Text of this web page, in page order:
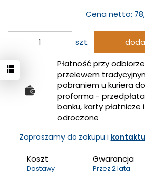
Cena netto:
szt.
Płatność przy
przelewem
pobraniem u kuriera
proforma -
banku, karty płatnicze
odroczone
Zapraszamy do zakupu i kontaktu
Koszt
Dostawy
Gwarancja
Przez 2 lata